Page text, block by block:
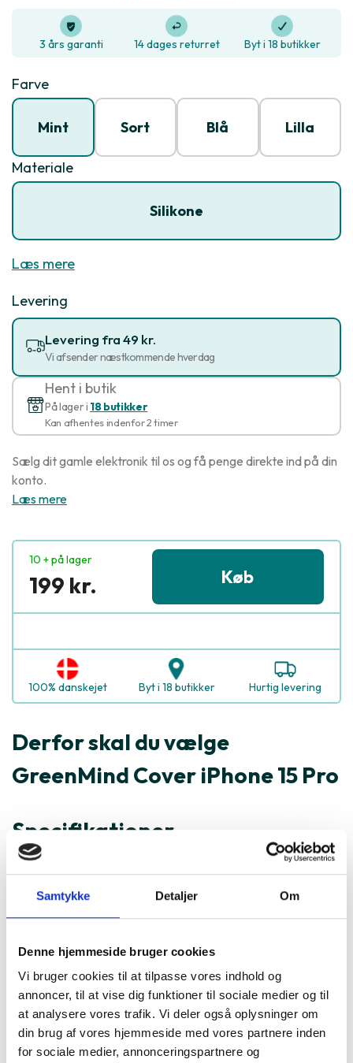
Samtykke Detaljer Om
Denne hjemmeside bruger cookies
Vi bruger cookies til at tilpasse vores indhold og
annoncer, til at vise dig funktioner til sociale medier og til
at analysere vores trafik. Vi deler også oplysninger om
din brug af vores hjemmeside med vores partnere inden
for sociale medier, annonceringspartnere og
3 års garanti 14 dages returret Byt i 18 butikker
Farve
Mint Sort Blå Lilla
Materiale
Silikone
Læs mere
Levering
Levering fra 49 kr.
Vi afsender næstkommende hverdag
Hent i butik
På lager i 18 butikker
Kan afhentes indenfor 2 timer
Sælg dit gamle elektronik til os og få penge direkte ind på din
konto.
Læs mere
10 + på lager
199 kr. Køb
100% danskejet Byt i 18 butikker Hurtig levering
Derfor skal du vælge
GreenMind Cover iPhone 15 Pro
Specifikationer
Varenummer
GreenMind Cover iPhone 15 Pro
er ofte købt sammen med